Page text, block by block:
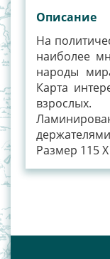
Описание
На
наиболее
народы
Карта
взрослых.
Размер 115